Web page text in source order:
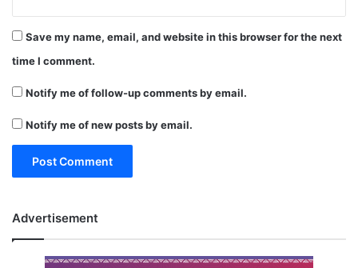
Save my name, email, and website in this browser for the next
time I comment.
Notify me of follow-up comments by email.
Notify me of new posts by email.
Advertisement